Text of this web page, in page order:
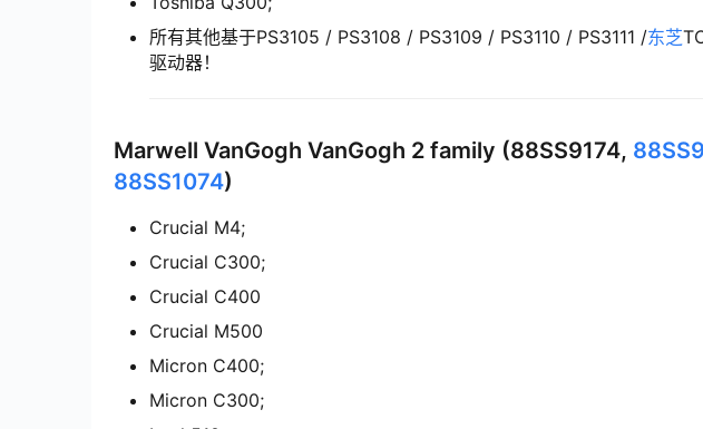
所有其他基于PS3105 / PS3108 / PS3109 / PS3110 / PS3111 /东芝
驱动器！
Marwell VanGogh VanGogh 2 family (88SS9174,
88SS1074)
Crucial M4;
Crucial C300;
Crucial C400
Crucial M500
Micron C400;
Micron C300;